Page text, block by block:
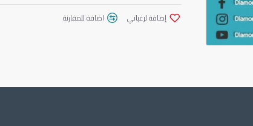
إضافة لرغباتي اضافة للمقارنة